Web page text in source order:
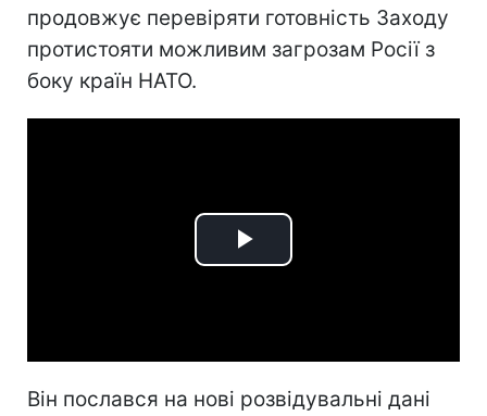
продовжує перевіряти готовність Заходу
протистояти можливим загрозам Росії з
боку країн НАТО.
Play
Він послався на нові розвідувальні дані